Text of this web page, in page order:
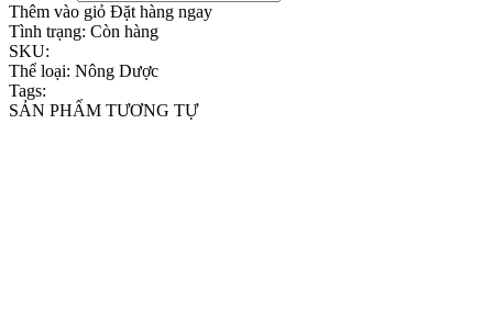
Thêm vào giỏ Đặt hàng ngay
Tình trạng: Còn hàng
SKU:
Thể loại: Nông Dược
Tags:
SẢN PHẨM TƯƠNG TỰ